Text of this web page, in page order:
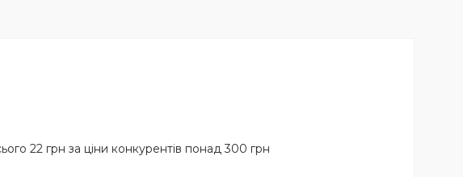
22 грн за ціни конкурентів понад 300 грн